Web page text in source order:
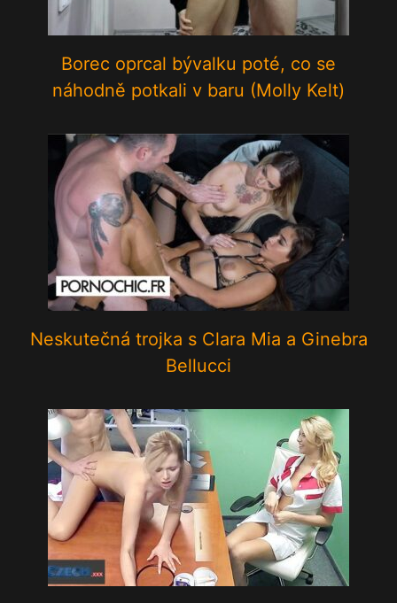
Borec oprcal bývalku poté, co se
náhodně potkali v baru (Molly Kelt)
Neskutečná trojka s Clara Mia a Ginebra
Bellucci